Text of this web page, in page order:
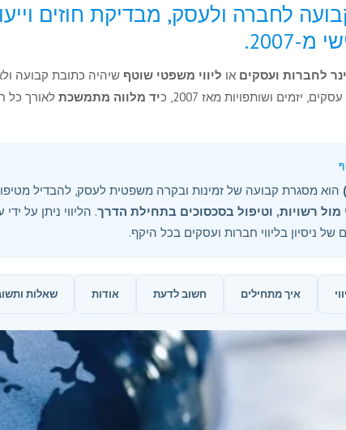
לחברה ולעסק, מבדיקת חוזים וייעוץ
2007.
לחברות ועסקים או ליווי משפטי שוטף שיהיה כתובת קבועה
יזמים ושותפויות מאז 2007, כ
יד מלווה מתמשכת לאורך כל
הוא מסגרת קבועה של זמינות ובקרה משפטית לעסק, להבדיל
מול רשויות, וטיפול בסכסוכים בתחילת הדרך. הליווי ניתן על
איך מתחילים חשוב לדעת אודות שאלות